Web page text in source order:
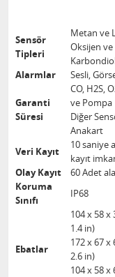
Sensör
Tipleri
Metan ve
Oksijen
Alarmlar
Sesli,
Garanti
Süresi
CO, H2S,
ve Pompa
Diğer
Anakart
Veri Kayıt
10 saniye
kayıt
Olay Kayıt
60 Adet
Koruma
Sınıfı
IP68
Ebatlar
104 x 58 x
1.4 in)
172 x 67 x
2.6 in)
104 x 58 x